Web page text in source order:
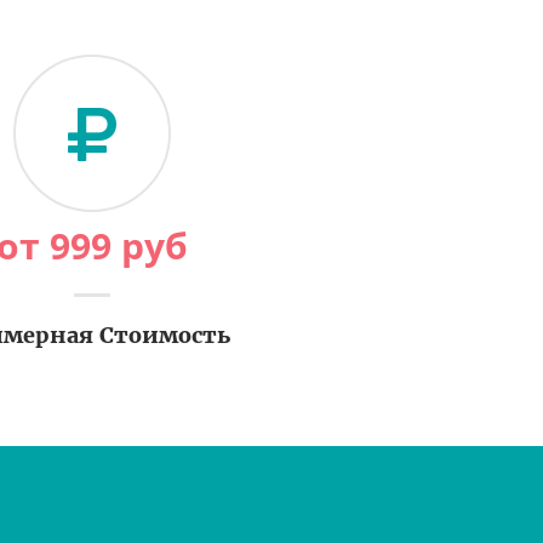
999 руб
Стоимость